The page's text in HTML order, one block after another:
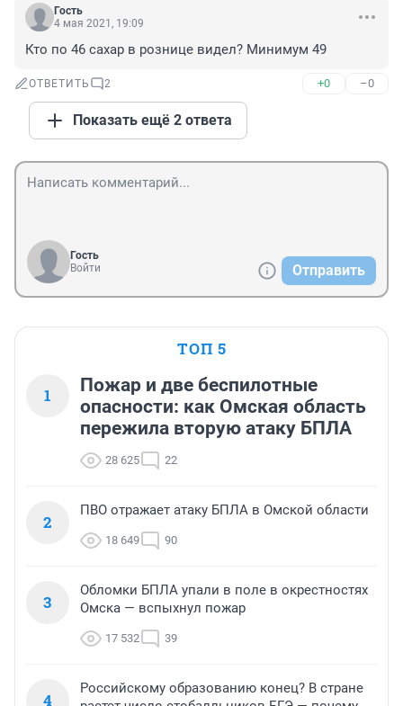
Гость
4 мая 2021, 19:09
Кто по 46 сахар в рознице видел? Минимум 49
ОТВЕТИТЬ 2 +0 –0
Показать ещё 2 ответа
Гость
Войти
Отправить
ТОП 5
1
Пожар и две беспилотные
опасности: как Омская область
пережила вторую атаку БПЛА
28 625 22
2
ПВО отражает атаку БПЛА в Омской области
18 649 90
3
Обломки БПЛА упали в поле в окрестностях
Омска — вспыхнул пожар
17 532 39
4
Российскому образованию конец? В стране